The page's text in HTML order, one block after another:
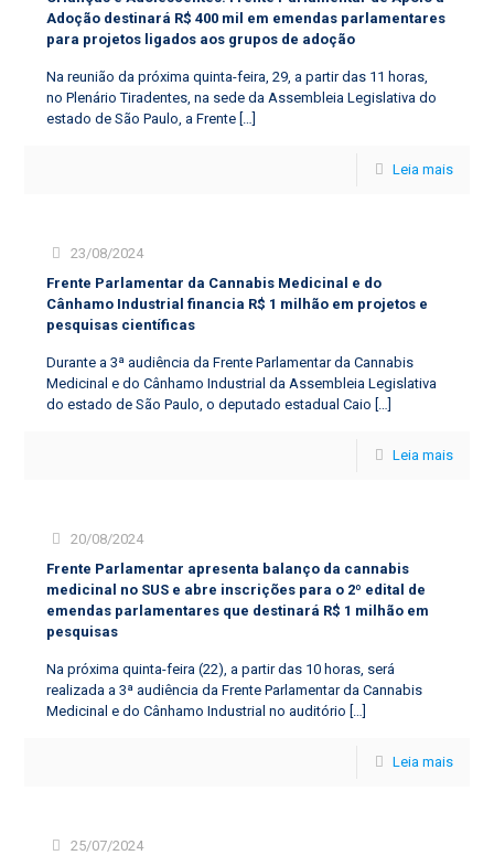
Adoção destinará R$ 400 mil em emendas parlamentares
para projetos ligados aos grupos de adoção
Na reunião da próxima quinta-feira, 29, a partir das 11 horas,
no Plenário Tiradentes, na sede da Assembleia Legislativa do
estado de São Paulo, a Frente […]
Leia mais
23/08/2024
Frente Parlamentar da Cannabis Medicinal e do
Cânhamo Industrial financia R$ 1 milhão em projetos e
pesquisas científicas
Durante a 3ª audiência da Frente Parlamentar da Cannabis
Medicinal e do Cânhamo Industrial da Assembleia Legislativa
do estado de São Paulo, o deputado estadual Caio […]
Leia mais
20/08/2024
Frente Parlamentar apresenta balanço da cannabis
medicinal no SUS e abre inscrições para o 2º edital de
emendas parlamentares que destinará R$ 1 milhão em
pesquisas
Na próxima quinta-feira (22), a partir das 10 horas, será
realizada a 3ª audiência da Frente Parlamentar da Cannabis
Medicinal e do Cânhamo Industrial no auditório […]
Leia mais
25/07/2024